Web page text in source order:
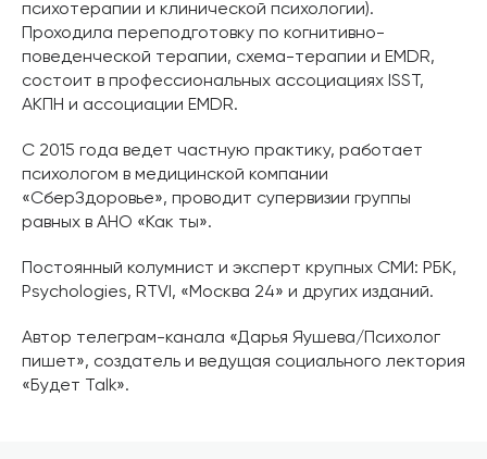
психотерапии и клинической психологии).
Проходила переподготовку по когнитивно-
поведенческой терапии, схема-терапии и EMDR,
состоит в профессиональных ассоциациях ISST,
АКПН и ассоциации EMDR.
С 2015 года ведет частную практику, работает
психологом в медицинской компании
«СберЗдоровье», проводит супервизии группы
равных в АНО «Как ты».
Постоянный колумнист и эксперт крупных СМИ: РБК,
Psychologies, RTVI, «Москва 24» и других изданий.
Автор телеграм-канала «Дарья Яушева/Психолог
пишет», создатель и ведущая социального лектория
«Будет Talk».